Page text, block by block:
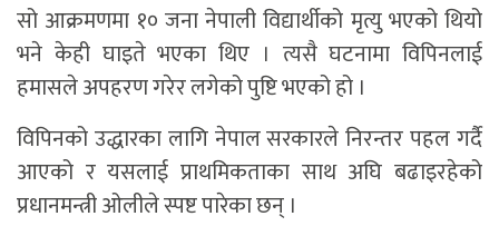
सो आक्रमणमा १० जना नेपाली विद्यार्थीको मृत्यु भएको थियो
भने केही घाइते भएका थिए । त्यसै घटनामा विपिनलाई
हमासले अपहरण गरेर लगेको पुष्टि भएको हो ।
विपिनको उद्धारका लागि नेपाल सरकारले निरन्तर पहल गर्दै
आएको र यसलाई प्राथमिकताका साथ अघि बढाइरहेको
प्रधानमन्त्री ओलीले स्पष्ट पारेका छन् ।